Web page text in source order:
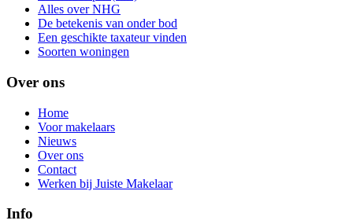
Alles over NHG
De betekenis van onder bod
Een geschikte taxateur vinden
Soorten woningen
Over ons
Home
Voor makelaars
Nieuws
Over ons
Contact
Werken bij Juiste Makelaar
Info